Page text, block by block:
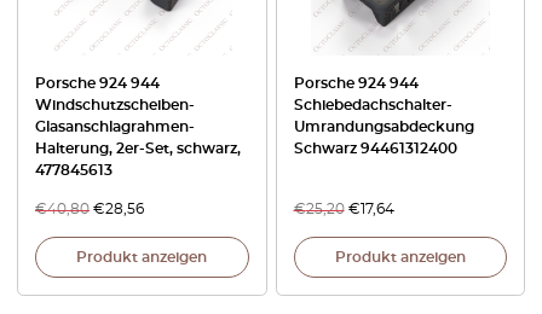
Porsche 924 944
Windschutzscheiben-
Glasanschlagrahmen-
Halterung, 2er-Set, schwarz,
477845613
€40,80 €28,56
Produkt anzeigen
Porsche 924 944
Schiebedachschalter-
Umrandungsabdeckung
Schwarz 94461312400
€25,20 €17,64
Produkt anzeigen